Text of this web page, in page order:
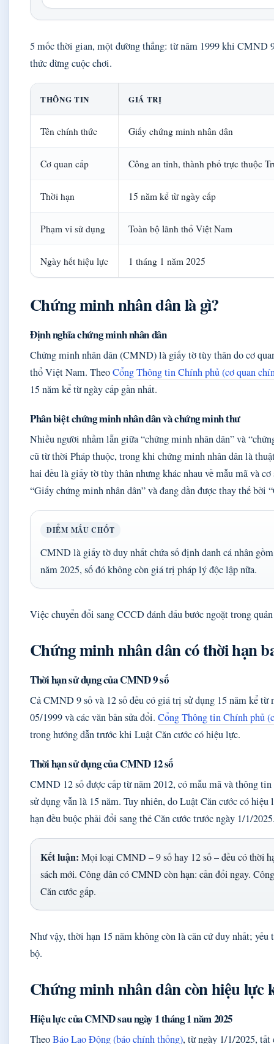
5 mốc thời gian, một đường thẳng: từ năm 1999 khi CMND
thức dừng cuộc chơi.
THÔNG TIN GIÁ TRỊ
Tên chính thức Giấy chứng minh nhân dân
Cơ quan cấp Công an tỉnh, thành phố trực thuộc
Thời hạn 15 năm kể từ ngày cấp
Phạm vi sử dụng Toàn bộ lãnh thổ Việt Nam
Ngày hết hiệu lực 1 tháng 1 năm 2025
Chứng minh nhân dân là gì?
Định nghĩa chứng minh nhân dân
Chứng minh nhân dân (CMND) là giấy tờ tùy thân do cơ
thổ Việt Nam. TheoCổng Thông tin Chính phủ (cơ quan
15 năm kể từ ngày cấp gần nhất.
Phân biệt chứng minh nhân dân và chứng minh thư
Nhiều người nhầm lẫn giữa “chứng minh nhân dân” và
cũ từ thời Pháp thuộc, trong khi chứng minh nhân dân là
hai đều là giấy tờ tùy thân nhưng khác nhau về mẫu mã và
“Giấy chứng minh nhân dân” và đang dần được thay thế bởi
ĐIỂM MẤU CHỐT
CMND là giấy tờ duy nhất chứa số định danh cá nhân
năm 2025, số đó không còn giá trị pháp lý độc lập nữa.
Việc chuyển đổi sang CCCD đánh dấu bước ngoặt trong
Chứng minh nhân dân có thời hạn
Thời hạn sử dụng của CMND 9 số
Cả CMND 9 số và 12 số đều có giá trị sử dụng 15 năm kể
05/1999 và các văn bản sửa đổi. Cổng Thông tin Chính phủ
trong hướng dẫn trước khi Luật Căn cước có hiệu lực.
Thời hạn sử dụng của CMND 12 số
CMND 12 số được cấp từ năm 2012, có mẫu mã và thông
sử dụng vẫn là 15 năm. Tuy nhiên, do Luật Căn cước có
hạn đều buộc phải đổi sang thẻ Căn cước trước ngày 1/1/
Kết luận: Mọi loại CMND – 9 số hay 12 số – đều có thời
sách mới. Công dân có CMND còn hạn: cần đổi ngay.
Căn cước gấp.
Như vậy, thời hạn 15 năm không còn là căn cứ duy nhất;
bộ.
Chứng minh nhân dân còn hiệu lực
Hiệu lực của CMND sau ngày 1 tháng 1 năm 2025
TheoBáo Lao Động (báo chính thống), từ ngày 1/1/2025, tất